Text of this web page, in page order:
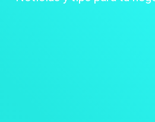
Facturación y